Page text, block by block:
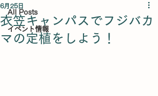
All Posts
イベント情報
衣笠キャンパスでフジバカ
マの定植をしよう！
6月25日